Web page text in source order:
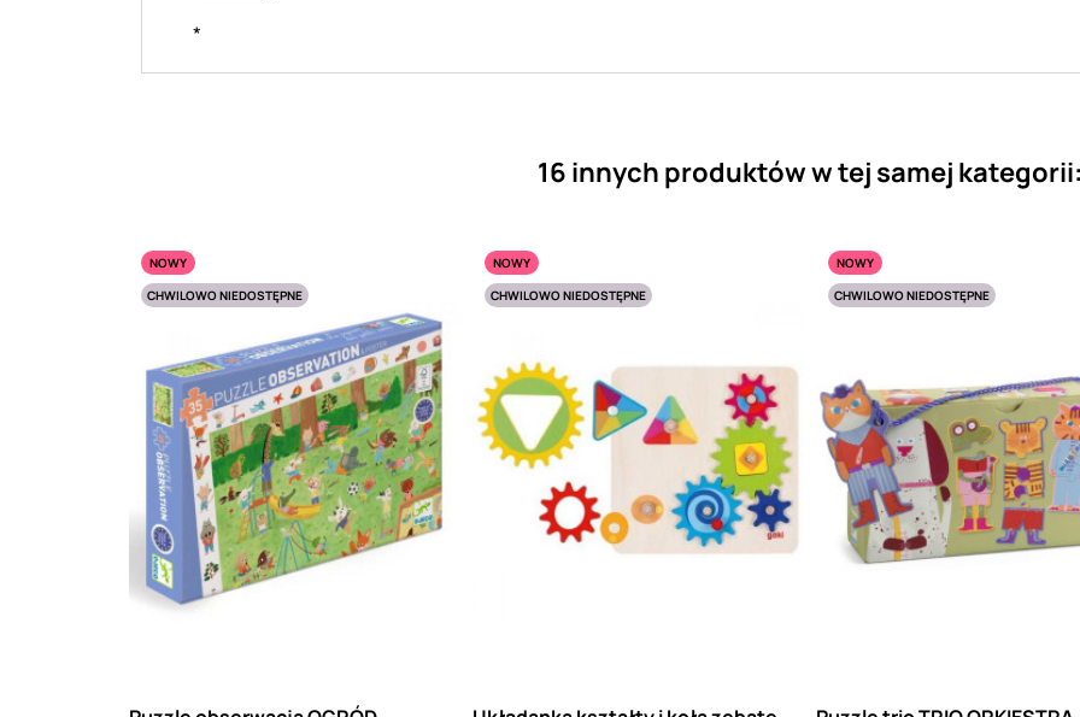
*
16 innych produktów w tej samej
NOWY
CHWILOWO NIEDOSTĘPNE
NOWY
CHWILOWO NIEDOSTĘPNE
NOWY
CHWILOWO NIEDOSTĘPNE